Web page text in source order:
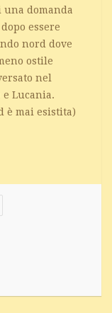
domanda
essere
nord dove
ostile
nel
Lucania.
è mai esistita)